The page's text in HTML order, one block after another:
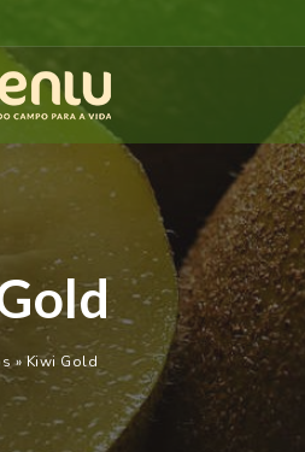
»Kiwi Gold